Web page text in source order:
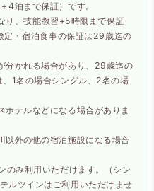
4泊まで保証）です。
り、技能教習+5時限まで保証
定・宿泊食事の保証は29歳迄の
分かれる場合があり、29歳迄の
1名の場合シングル、2名の場
テルなどになる場合がありま
以外の他の宿泊施設になる場合
のみ利用いただけます。（シン
ルツインはご利用いただけませ